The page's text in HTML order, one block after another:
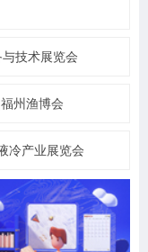
技术展览会
州渔博会
冷产业展览会